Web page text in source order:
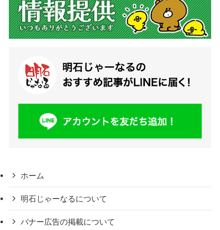
ホーム
明石じゃーなるについて
バナー広告の掲載について